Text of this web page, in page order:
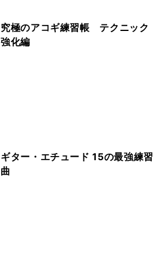
究極のアコギ練習帳 テクニック
強化編
ギター・エチュード 15の最強練習
曲